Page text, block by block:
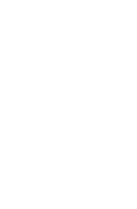
建築・重防食
幅広い製品ラ
お問い合わせ
あるご質問」
日本ペイント
物や大型構造
塗料の開発・
のネットワー